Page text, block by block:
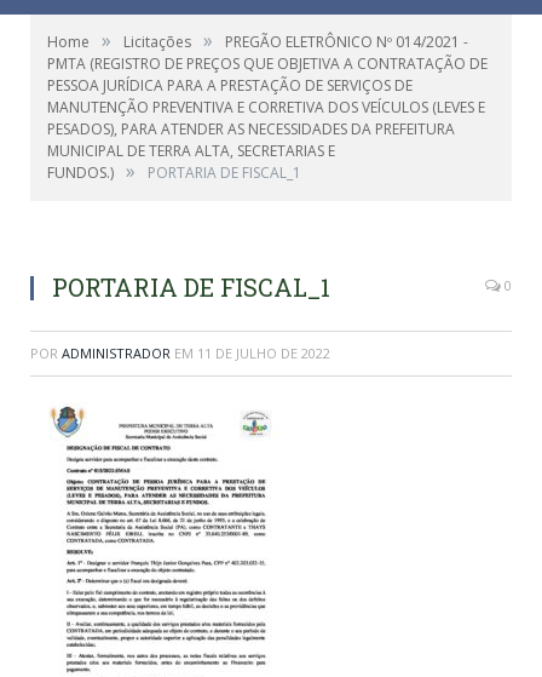
Home » Licitações »
PREGÃO ELETRÔNICO Nº 014/2021 -
PMTA (REGISTRO DE PREÇOS QUE OBJETIVA A CONTRATAÇÃO DE
PESSOA JURÍDICA PARA A PRESTAÇÃO DE SERVIÇOS DE
MANUTENÇÃO PREVENTIVA E CORRETIVA DOS VEÍCULOS (LEVES E
PESADOS), PARA ATENDER AS NECESSIDADES DA PREFEITURA
MUNICIPAL DE TERRA ALTA, SECRETARIAS E
FUNDOS.) » PORTARIA DE FISCAL_1
PORTARIA DE FISCAL_1 0
POR ADMINISTRADOR EM 11 DE JULHO DE 2022